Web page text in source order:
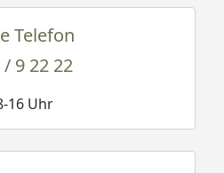
Telefon
9 22 22
16 Uhr